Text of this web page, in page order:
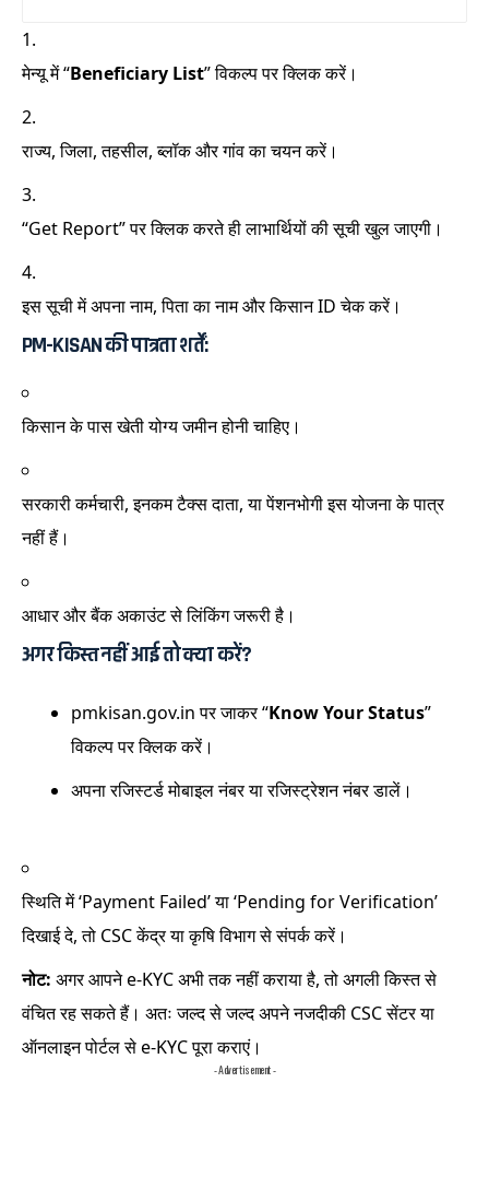
मेन्यू में “Beneficiary List” विकल्प पर क्लिक करें।
राज्य, जिला, तहसील, ब्लॉक और गांव का चयन करें।
“Get Report” पर क्लिक करते ही लाभार्थियों की सूची खुल जाएगी।
इस सूची में अपना नाम, पिता का नाम और किसान ID चेक करें।
PM-KISAN की पात्रता शर्तें:
किसान के पास खेती योग्य जमीन होनी चाहिए।
सरकारी कर्मचारी, इनकम टैक्स दाता, या पेंशनभोगी इस योजना के पात्र
नहीं हैं।
आधार और बैंक अकाउंट से लिंकिंग जरूरी है।
अगर किस्त नहीं आई तो क्या करें?
pmkisan.gov.inपर जाकर “Know Your Status”
विकल्प पर क्लिक करें।
अपना रजिस्टर्ड मोबाइल नंबर या रजिस्ट्रेशन नंबर डालें।
स्थिति में ‘Payment Failed’ या ‘Pending for Verification’
दिखाई दे, तो CSC केंद्र या कृषि विभाग से संपर्क करें।
नोट: अगर आपने e-KYC अभी तक नहीं कराया है, तो अगली किस्त से
वंचित रह सकते हैं। अतः जल्द से जल्द अपने नजदीकी CSC सेंटर या
ऑनलाइन पोर्टल से e-KYC पूरा कराएं।
- Advertisement -